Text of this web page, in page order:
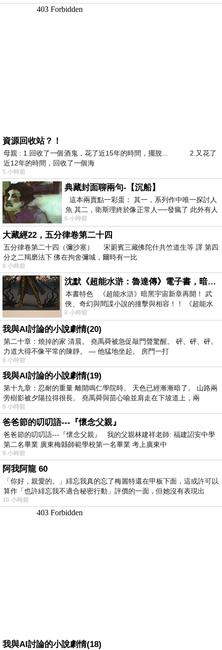
資源回收站？！
母親 : 1.回收了一個酒鬼，花了近15年的時間，擺脫... 2.又花了
近12年的時間，回收了一個海
5 小時前
典藏封面聊兩句-【沉船】
這本兩賣點一彩蛋： 其一，系列作中唯一探討人
魚 其二，衛斯理終於像正常人──發瘋了 此外有人
在南極打死北極熊（@《地心
6 小時前
大藏經22，五分律卷第二十四
五分律卷第二十四（彌沙塞） 宋罽賓三藏佛陀什共竺道生等 譯 第四
分之二羯磨法下 佛在拘舍彌城，爾時有一比
8 小時前
沈默《超能水滸：魯達傳》電子書，暗黑宇宙新章，一一五年八月璀璨上架！
本書特色 《超能水滸》暗黑宇宙新章再開！ 武
俠、奇幻與間諜小說的撞擊與相容！！ 《超能水
滸》系列第四部變幻登場
8 小時前
我與AI討論的小說劇情(20)
第二十章：燒掉的家 清晨。 堯禹舜被急促敲門聲驚醒。 砰、砰、砰。
力道大得不像平常的陳靜。 — 他猛地坐起。 房門一打
8 小時前
我與AI討論的小說劇情(19)
第十九章：忍耐的重量 離開鳴仁學院時。 天色已經漸漸暗了。 山路兩
旁樹影被夕陽拉得很長。 堯禹舜與苗心喻並肩走在下坡道上，兩
8 小時前
爸爸節的叨叨語---『懷念父親』
爸爸節的叨叨語---『懷念父親』 我的父親林建祥老師: 福建詔安中學
第二名畢業 廣東梅縣師範學校第一名畢業 考上廣東中
9 小時前
阿我阿龍 60
「你好，親愛的。」緋忘我真的忘了梅麗特還在甲板下面，這或許可以
算作「也許緋忘我不適合秘密行動」評價的一面，但她沒有表現出
10 小時前
我與AI討論的小說劇情(18)